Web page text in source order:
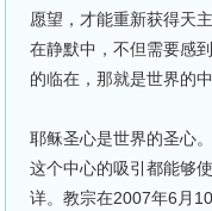
愿望，才能重新获得天
在静默中，不但需要感
的临在，那就是世界的
耶稣圣心是世界的圣心
这个中心的吸引都能够
详。教宗在2007年6月